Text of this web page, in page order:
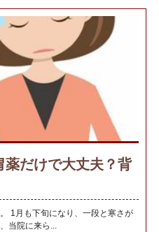
薬だけで大丈夫？背
1月も下旬になり、一段と寒さが
当院に来ら...